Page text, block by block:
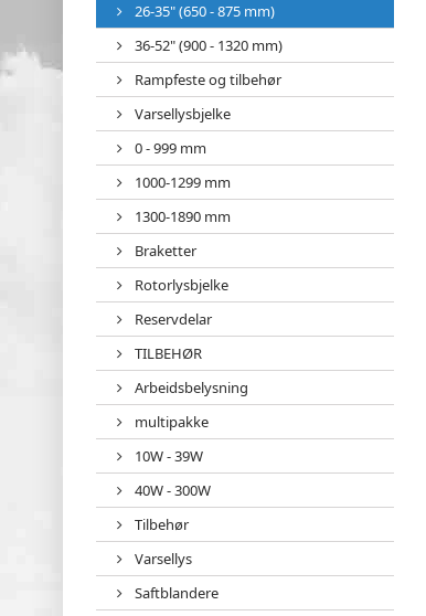
26-35" (650 - 875 mm)
36-52" (900 - 1320 mm)
Rampfeste og tilbehør
Varsellysbjelke
0 - 999 mm
1000-1299 mm
1300-1890 mm
Braketter
Rotorlysbjelke
Reservdelar
TILBEHØR
Arbeidsbelysning
multipakke
10W - 39W
40W - 300W
Tilbehør
Varsellys
Saftblandere